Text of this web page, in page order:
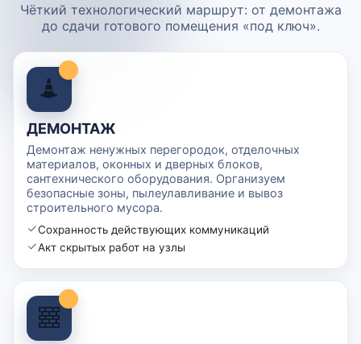
Чёткий технологический маршрут: от демонтажа
до сдачи готового помещения «под ключ».
ДЕМОНТАЖ
Демонтаж ненужных перегородок, отделочных
материалов, оконных и дверных блоков,
сантехнического оборудования. Организуем
безопасные зоны, пылеулавливание и вывоз
строительного мусора.
Сохранность действующих коммуникаций
Акт скрытых работ на узлы